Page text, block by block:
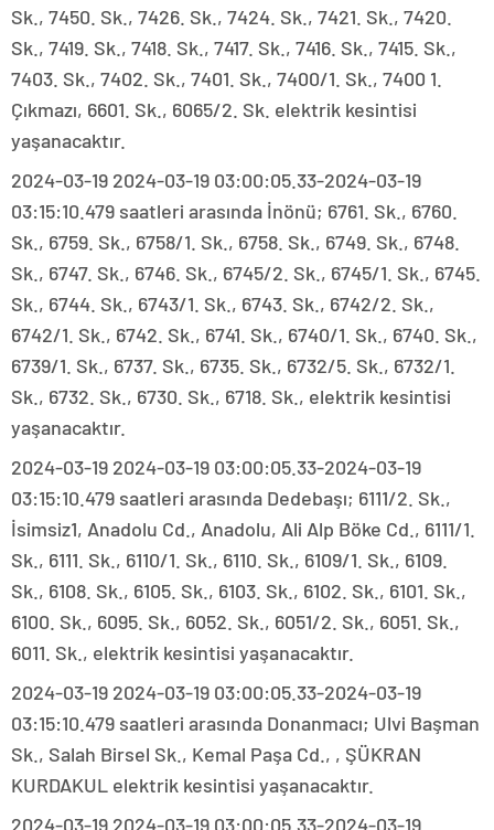
Sk., 7450. Sk., 7426. Sk., 7424. Sk., 7421. Sk., 7420.
Sk., 7419. Sk., 7418. Sk., 7417. Sk., 7416. Sk., 7415. Sk.,
7403. Sk., 7402. Sk., 7401. Sk., 7400/1. Sk., 7400 1.
Çıkmazı, 6601. Sk., 6065/2. Sk. elektrik kesintisi
yaşanacaktır.
2024-03-19 2024-03-19 03:00:05.33-2024-03-19
03:15:10.479 saatleri arasında İnönü; 6761. Sk., 6760.
Sk., 6759. Sk., 6758/1. Sk., 6758. Sk., 6749. Sk., 6748.
Sk., 6747. Sk., 6746. Sk., 6745/2. Sk., 6745/1. Sk., 6745.
Sk., 6744. Sk., 6743/1. Sk., 6743. Sk., 6742/2. Sk.,
6742/1. Sk., 6742. Sk., 6741. Sk., 6740/1. Sk., 6740. Sk.,
6739/1. Sk., 6737. Sk., 6735. Sk., 6732/5. Sk., 6732/1.
Sk., 6732. Sk., 6730. Sk., 6718. Sk., elektrik kesintisi
yaşanacaktır.
2024-03-19 2024-03-19 03:00:05.33-2024-03-19
03:15:10.479 saatleri arasında Dedebaşı; 6111/2. Sk.,
İsimsiz1, Anadolu Cd., Anadolu, Ali Alp Böke Cd., 6111/1.
Sk., 6111. Sk., 6110/1. Sk., 6110. Sk., 6109/1. Sk., 6109.
Sk., 6108. Sk., 6105. Sk., 6103. Sk., 6102. Sk., 6101. Sk.,
6100. Sk., 6095. Sk., 6052. Sk., 6051/2. Sk., 6051. Sk.,
6011. Sk., elektrik kesintisi yaşanacaktır.
2024-03-19 2024-03-19 03:00:05.33-2024-03-19
03:15:10.479 saatleri arasında Donanmacı; Ulvi Başman
Sk., Salah Birsel Sk., Kemal Paşa Cd., , ŞÜKRAN
KURDAKUL elektrik kesintisi yaşanacaktır.
2024-03-19 2024-03-19 03:00:05.33-2024-03-19